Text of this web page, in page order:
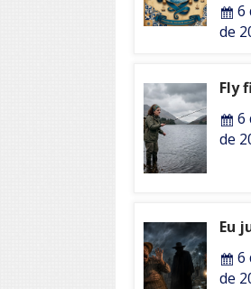
6
de
Fly
6
de
Eu
6
de